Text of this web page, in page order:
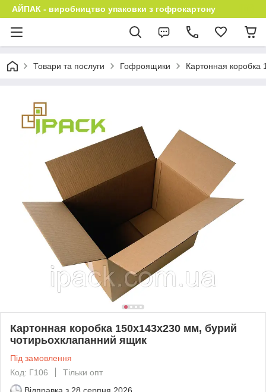
АЙПАК - виробництво упаковки з гофрокартону
Товари та послуги Гофроящики Картонная
Картонная коробка 150х143х230 мм, бурий
чотирьохклапанний ящик
Під замовлення
Код: Г106
Тільки опт
Відправка з 28 серпня 2026